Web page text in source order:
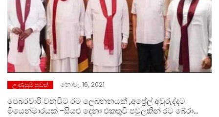
උණුසුම් පුවත් නොවැ. 16, 2021
පෙබරවාරි වනවිට රට ලෙබනනයක් ,අප්‍රේල් අවුරුද්දට
මියෙන්මාරයක් -සියළු දෙනා එකතුවී පවුලකින් රට බේරා